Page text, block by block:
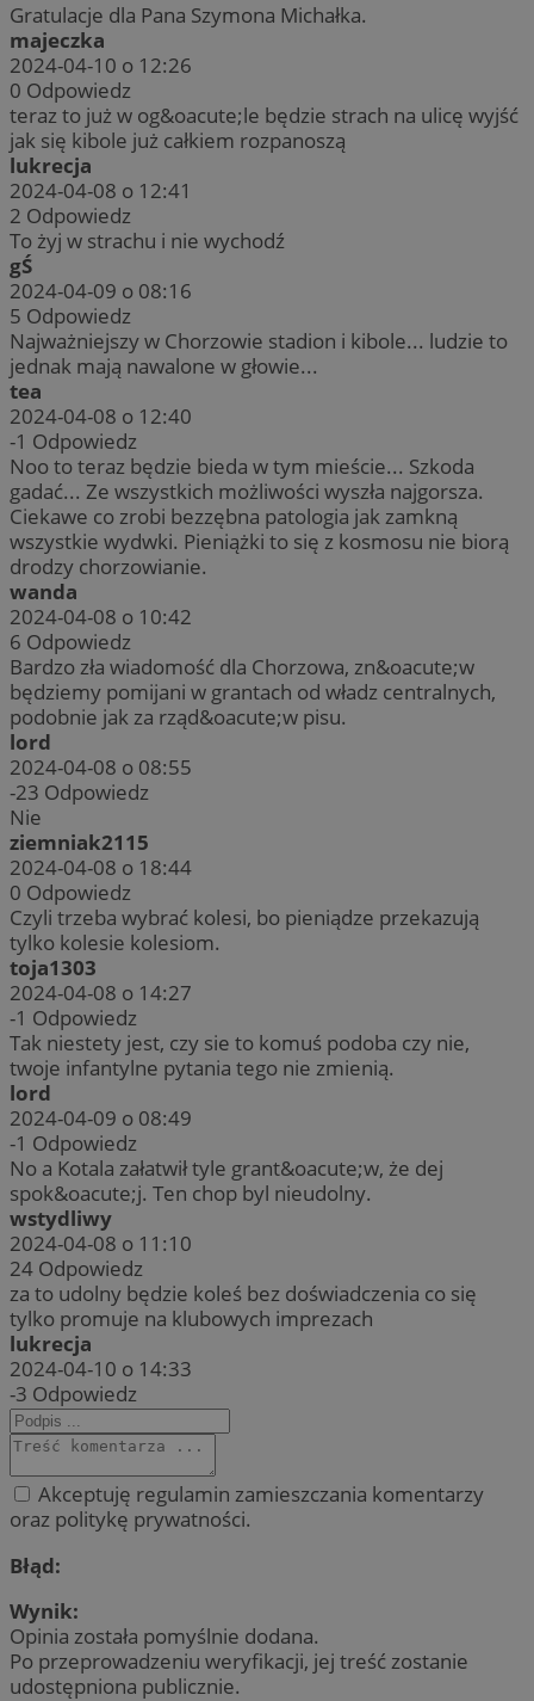
Gratulacje dla Pana Szymona Michałka.
majeczka
2024-04-10 o 12:26
0 Odpowiedz
teraz to już w og&oacute;le będzie strach na ulicę wyjść
jak się kibole już całkiem rozpanoszą
lukrecja
2024-04-08 o 12:41
2 Odpowiedz
To żyj w strachu i nie wychodź
gŚ
2024-04-09 o 08:16
5 Odpowiedz
Najważniejszy w Chorzowie stadion i kibole... ludzie to
jednak mają nawalone w głowie...
tea
2024-04-08 o 12:40
-1 Odpowiedz
Noo to teraz będzie bieda w tym mieście... Szkoda
gadać... Ze wszystkich możliwości wyszła najgorsza.
Ciekawe co zrobi bezzębna patologia jak zamkną
wszystkie wydwki. Pieniążki to się z kosmosu nie biorą
drodzy chorzowianie.
wanda
2024-04-08 o 10:42
6 Odpowiedz
Bardzo zła wiadomość dla Chorzowa, zn&oacute;w
będziemy pomijani w grantach od władz centralnych,
podobnie jak za rząd&oacute;w pisu.
lord
2024-04-08 o 08:55
-23 Odpowiedz
Nie
ziemniak2115
2024-04-08 o 18:44
0 Odpowiedz
Czyli trzeba wybrać kolesi, bo pieniądze przekazują
tylko kolesie kolesiom.
toja1303
2024-04-08 o 14:27
-1 Odpowiedz
Tak niestety jest, czy sie to komuś podoba czy nie,
twoje infantylne pytania tego nie zmienią.
lord
2024-04-09 o 08:49
-1 Odpowiedz
No a Kotala załatwił tyle grant&oacute;w, że dej
spok&oacute;j. Ten chop byl nieudolny.
wstydliwy
2024-04-08 o 11:10
24 Odpowiedz
za to udolny będzie koleś bez doświadczenia co się
tylko promuje na klubowych imprezach
lukrecja
2024-04-10 o 14:33
-3 Odpowiedz
Akceptuję regulamin zamieszczania komentarzy
oraz politykę prywatności.
Błąd:
Wynik:
Opinia została pomyślnie dodana.
Po przeprowadzeniu weryfikacji, jej treść zostanie
udostępniona publicznie.